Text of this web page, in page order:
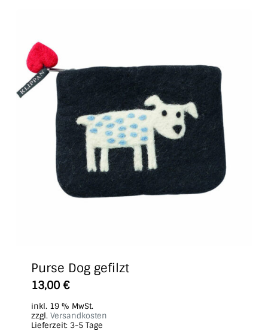
Purse Dog gefilzt
13,00 €
inkl. 19 % MwSt.
zzgl. Versandkosten
Lieferzeit: 3-5 Tage